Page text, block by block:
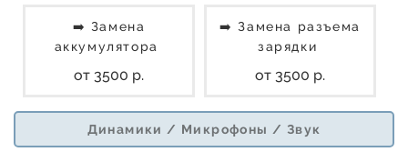
➡️ Замена
аккумулятора
от 3500 р.
➡️ Замена разъема
зарядки
от 3500 р.
Динамики / Микрофоны / Звук